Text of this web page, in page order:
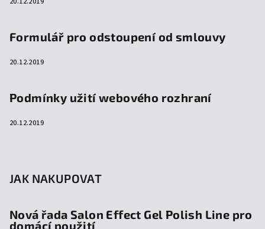
Formulář pro odstoupení od smlouvy
20.12.2019
Podmínky užití webového rozhraní
20.12.2019
JAK NAKUPOVAT
Nová řada Salon Effect Gel Polish Line pro
domácí použití